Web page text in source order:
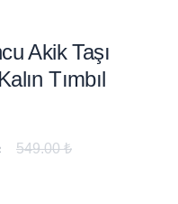
Akik Taşı
Tımbıl
549.00 ₺